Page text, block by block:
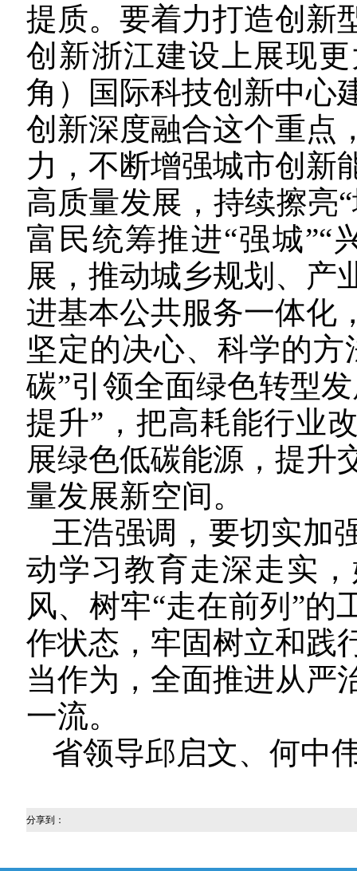
提质。要着力打造创新
创新浙江建设上展现
角）国际科技创新中心
创新深度融合这个重点
力，不断增强城市创新
高质量发展，持续擦亮
富民统筹推进“强城”“
展，推动城乡规划、产
进基本公共服务一体化
坚定的决心、科学的
碳”引领全面绿色转型
提升”，把高耗能行业
展绿色低碳能源，提升
量发展新空间。
王浩强调，要切实加
动学习教育走深走实
风、树牢“走在前列”的
作状态，牢固树立和践
当作为，全面推进从严
一流。
省领导邱启文、何中
分享到：